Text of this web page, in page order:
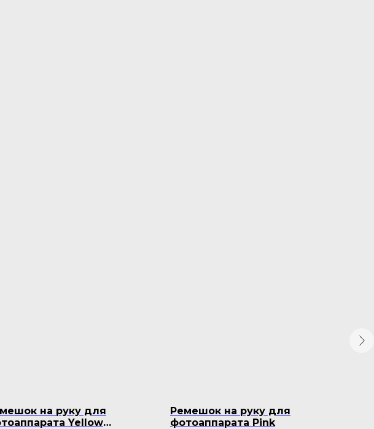
на руку для
Yellow
Ремешок на руку для
фотоаппарата Pink